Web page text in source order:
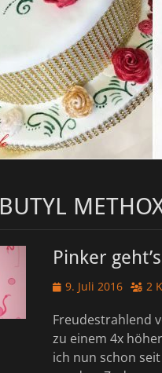
BUTYL
Pinker
Veröffentlicht
9. Juli 2016 2
Freudestrahlend
zu einem 4x
ich nun schon